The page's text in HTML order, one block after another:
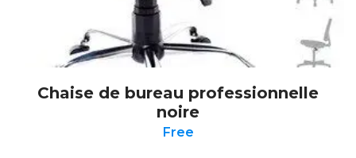
Chaise de bureau professionnelle
noire
Free